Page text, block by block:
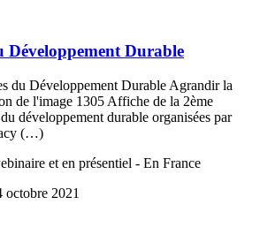
Développement Durable
du Développement Durable Agrandir la
de l'image 1305 Affiche de la 2ème
développement durable organisées par
(…)
et en présentiel - En France
octobre 2021